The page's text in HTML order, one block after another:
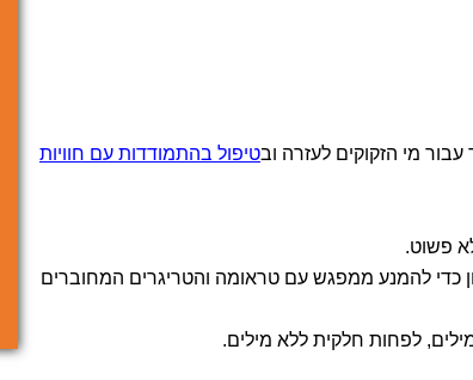
עבור מי הזקוקים לעזרה ובטיפול בהתמודדות עם חוויות
פשוט.
להמנע ממפגש עם טראומה והטריגרים המחוברים
לפחות חלקית ללא מילים.